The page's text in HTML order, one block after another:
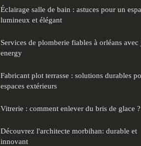
Éclairage salle de bain : astuces pour un
lumineux et élégant
Services de plomberie fiables à orléans avec
energy
Fabricant plot terrasse : solutions durables
espaces extérieurs
Vitrerie : comment enlever du bris de glace ?
Découvrez l'architecte morbihan: durable et
innovant